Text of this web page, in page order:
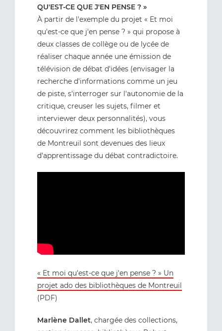
QU'EST-CE QUE J'EN PENSE ? »
À partir de l'exemple du projet « Et moi
qu'est-ce que j'en pense ? » qui propose à
deux classes de collège ou de lycée de
réaliser chaque année une émission de
télévision de débat d'idées (envisager la
recherche d'informations comme un jeu
de piste, s'interroger sur l'autonomie de la
critique, creuser les sujets, filmer et
interviewer deux personnalités), vous
découvrirez comment les bibliothèques
de Montreuil sont devenues des lieux
d'apprentissage du débat contradictoire.
« Et moi qu'est-ce que j'en pense ? » Un
projet ado des bibliothèques de Montreuil
(PDF)
Marlène Dallet, chargée des collections,